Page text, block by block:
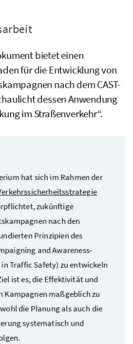
bietet einen
für die Entwicklung von
nach dem CAST-
dessen Anwendung
im Straßenverkehr“.
hat sich im Rahmen der
zukünftige
nach den
Prinzipien des
and Awareness-
Traffic Safety) zu entwickeln
ist es, die Effektivität und
Kampagnen maßgeblich zu
die Planung als auch die
systematisch und